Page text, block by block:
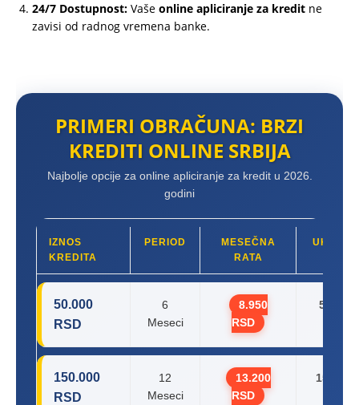
24/7 Dostupnost: Vaše online apliciranje za kredit ne
zavisi od radnog vremena banke.
PRIMERI OBRAČUNA: BRZI
KREDITI ONLINE SRBIJA
Najbolje opcije za online apliciranje za kredit u 2026.
godini
IZNOS
KREDITA
PERIOD
MESEČNA
RATA
UKUPNO
50.000
RSD
6
Meseci
8.950
RSD
53.700
150.000
RSD
12
Meseci
13.200
RSD
158.400